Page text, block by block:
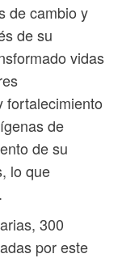
de cambio y
de su
vidas
fortalecimiento
de
de su
lo que
300
por este